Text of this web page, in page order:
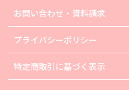
お問い合わせ・資料請求
プライバシーポリシー
特定商取引に基づく表示